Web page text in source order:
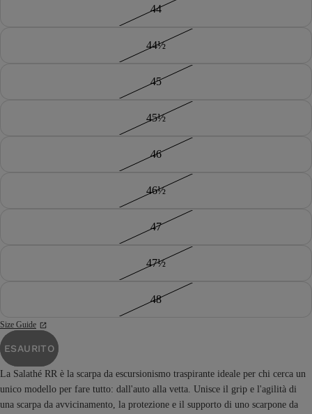
44
44½
45
45½
46
46½
47
47½
48
Size Guide
ESAURITO
La Salathé RR è la scarpa da escursionismo traspirante ideale per chi cerca un
unico modello per fare tutto: dall'auto alla vetta. Unisce il grip e l'agilità di
una scarpa da avvicinamento, la protezione e il supporto di uno scarpone da